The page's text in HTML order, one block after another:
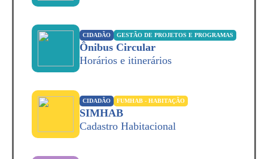
CIDADÃO GESTÃO DE PROJETOS E PROGRAMAS
Ônibus Circular
Horários e itinerários
CIDADÃO FUMHAB - HABITAÇÃO
SIMHAB
Cadastro Habitacional